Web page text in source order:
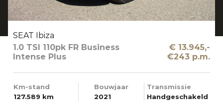
SEAT Ibiza
1.0 TSI 110pk FR Business
Intense Plus
€ 13.945,-
€243 p.m.
Km-stand
127.589 km
Bouwjaar
2021
Transmissie
Handgeschakeld